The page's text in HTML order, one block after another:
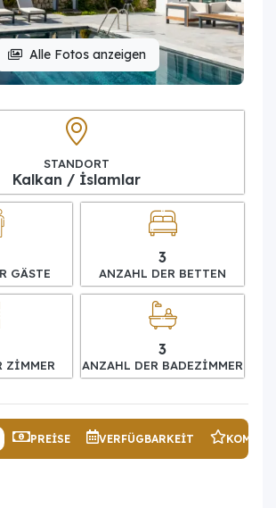
Alle Fotos anzeigen
STANDORT
Kalkan / İslamlar
GÄSTE
3
ANZAHL DER BETTEN
ZIMMER
3
ANZAHL DER BADEZIMMER
PREISE VERFÜGBARKEIT